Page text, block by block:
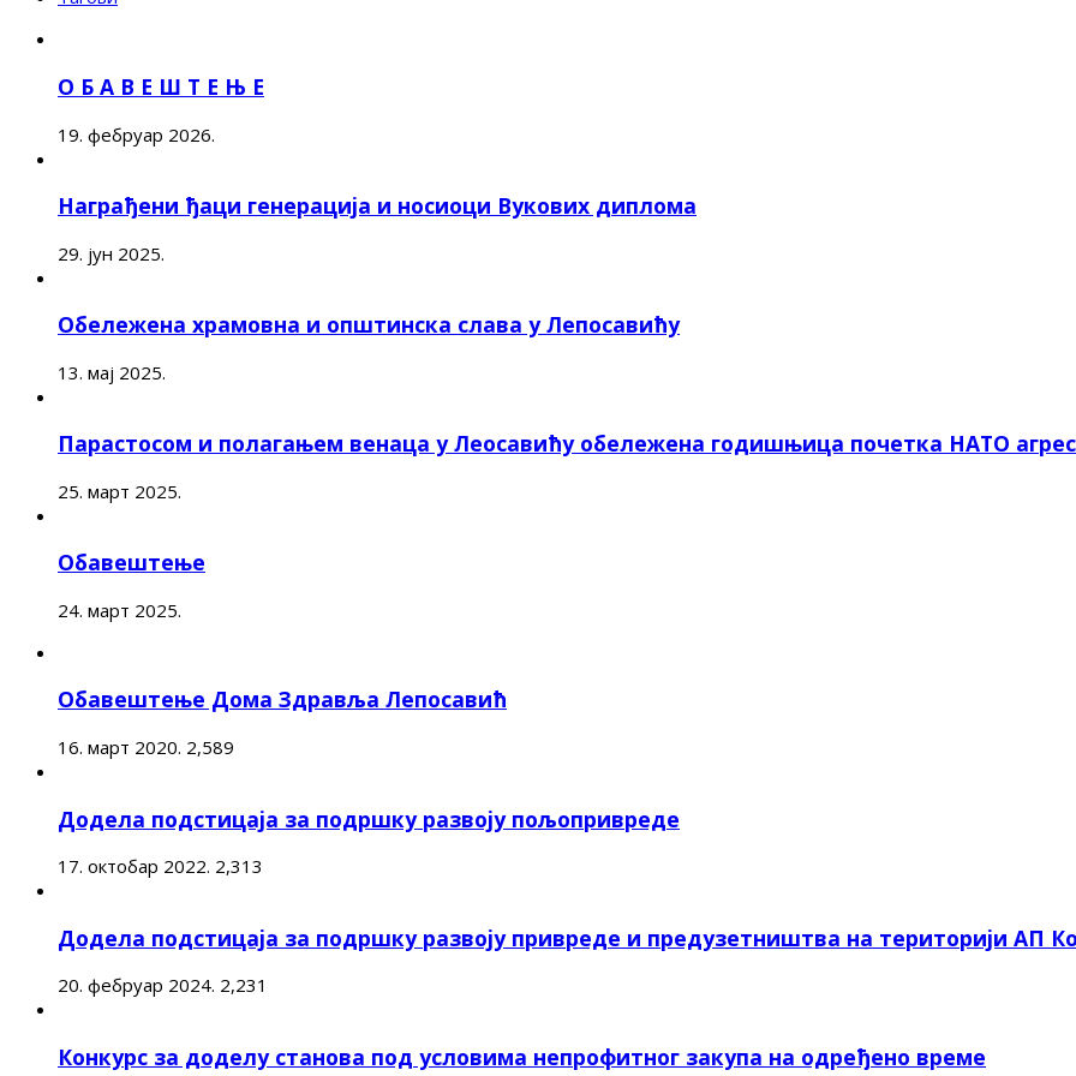
О Б А В Е Ш Т Е Њ Е
19. фебруар 2026.
Награђени ђаци генерација и носиоци Вукових диплома
29. јун 2025.
Обележена храмовна и општинска слава у Лепосавићу
13. мај 2025.
Парастосом и полагањем венаца у Леосавићу обележена годишњица почетка НАТО
25. март 2025.
Обавештење
24. март 2025.
Обавештење Дома Здравља Лепосавић
16. март 2020. 2,589
Додела подстицаја за подршку развоју пољопривреде
17. октобар 2022. 2,313
Додела подстицаја за подршку развоју привреде и предузетништва на територији АП
20. фебруар 2024. 2,231
Конкурс за доделу станова под условима непрофитног закупа на одређено време